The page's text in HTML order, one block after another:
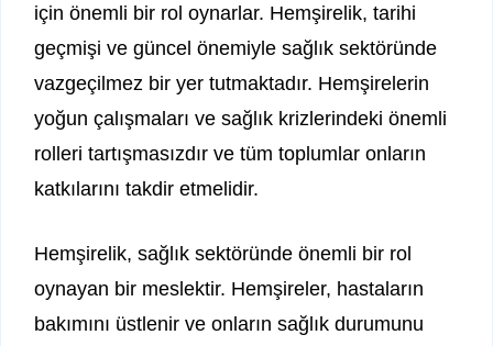
için önemli bir rol oynarlar. Hemşirelik, tarihi
geçmişi ve güncel önemiyle sağlık sektöründe
vazgeçilmez bir yer tutmaktadır. Hemşirelerin
yoğun çalışmaları ve sağlık krizlerindeki önemli
rolleri tartışmasızdır ve tüm toplumlar onların
katkılarını takdir etmelidir.
Hemşirelik, sağlık sektöründe önemli bir rol
oynayan bir meslektir. Hemşireler, hastaların
bakımını üstlenir ve onların sağlık durumunu